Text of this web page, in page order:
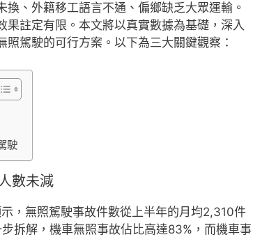
、外籍移工語言不通、偏鄉缺乏大眾運輸。
註定有限。本文將以真實數據為基礎，深入
駕駛的可行方案。以下為三大關鍵觀察：
駛
數未減
，無照駕駛事故件數從上半年的月均2,310件
拆解，機車無照事故佔比高達83%，而機車事